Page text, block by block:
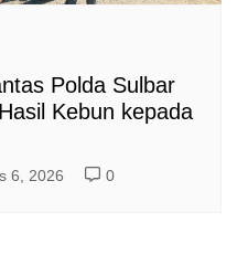
Polda Sulbar
Kebun kepada
6, 2026 0